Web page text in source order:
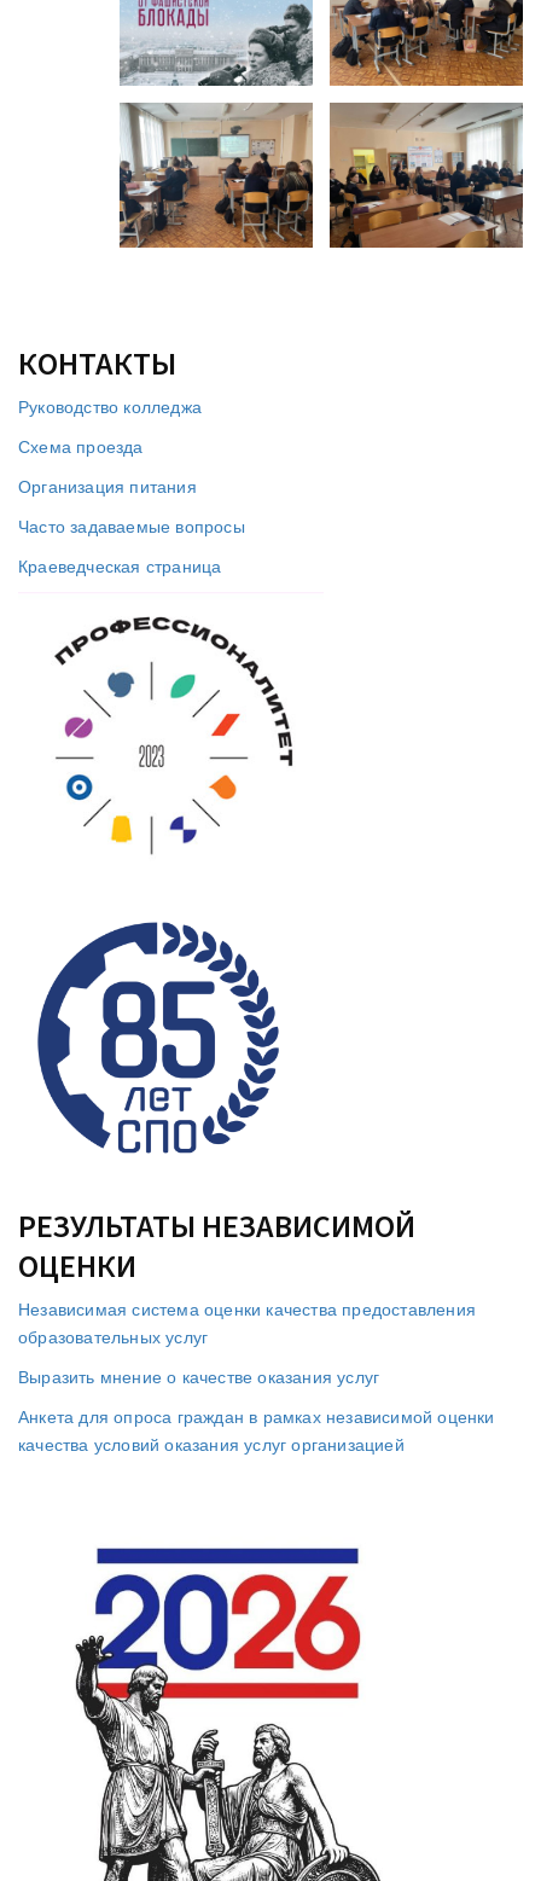
КОНТАКТЫ
Руководство колледжа
Схема проезда
Организация питания
Часто задаваемые вопросы
Краеведческая страница
РЕЗУЛЬТАТЫ НЕЗАВИСИМОЙ
ОЦЕНКИ
Независимая система оценки качества предоставления
образовательных услуг
Выразить мнение о качестве оказания услуг
Анкета для опроса граждан в рамках независимой оценки
качества условий оказания услуг организацией